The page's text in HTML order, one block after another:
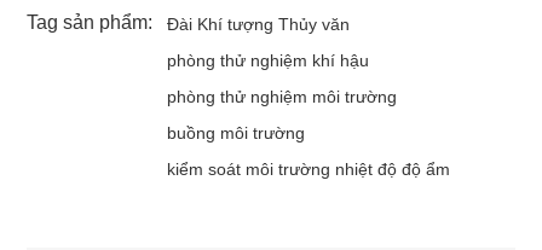
Tag sản phẩm:
Đài Khí tượng Thủy văn
phòng thử nghiệm khí hậu
phòng thử nghiệm môi trường
buồng môi trường
kiểm soát môi trường nhiệt độ độ ẩm